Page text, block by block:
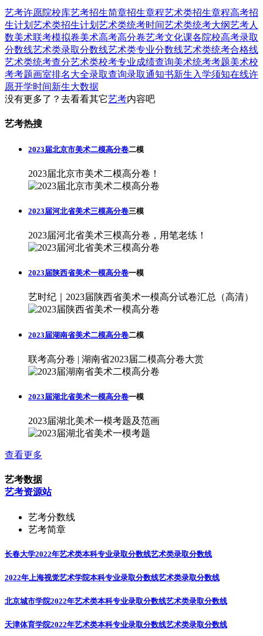
艺考许愿院校库艺考招生简章招生章程艺术类招生章程高考招
生计划艺术类招生计划艺术类统考时间艺术类统考大纲艺考人
数美术联考模拟卷美术高考高分卷艺考文化课各院校高考录取
分数线艺术类录取分数线艺术类专业分数线艺术类统考合格线
艺术类统考查分艺术类校考专业成绩查询美术统考考题美术校
考考题画室排名大全录取查询录取通知书新生入学须知在线许
愿开学时间新生大数据
没有更多了？去看看其它艺考内容吧
艺考热搜
2023届北京市美术二模高分卷二模
2023届北京市美术二模高分卷！
2023届河北省美术三模高分卷三模
2023届河北省美术三模高分卷，用笔老练！
2023届陕西省美术一模高分卷一模
艺时纪｜2023届陕西省美术一模高分试卷汇总（高清）
2023届湖南省美术二模高分卷二模
联考高分卷 | 湖南省2023届二模高分卷大赏
2023届湖北省美术一模高分卷一模
2023届湖北美术一模考题及范画
查看更多
艺考数据
艺考资源站
艺考分数线
艺考简章
长春大学2022年艺术类本科专业录取分数线艺术类录取分数线
2022年上海视觉艺术学院本科专业录取分数线艺术类录取分数线
北京城市学院2022年艺术类本科专业录取分数线艺术类录取分数线
天津体育学院2022年艺术类本科专业录取分数线艺术类录取分数线